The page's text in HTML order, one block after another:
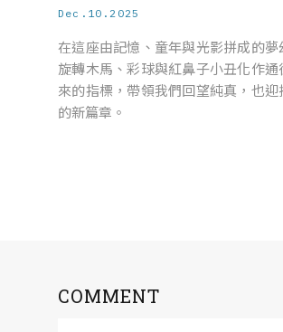
Dec.10.2025
在這座由記憶、童年與光影拼成的夢
旋轉木馬、彩球與紅鼻子小丑化作通
來的指標，帶領我們回望純真，也迎
的新篇章。
COMMENT